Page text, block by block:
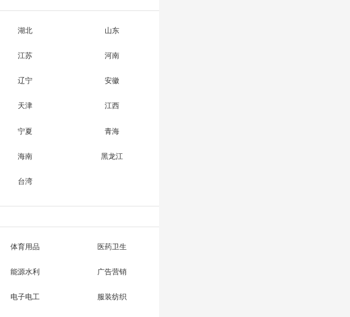
湖北 山东
江苏 河南
辽宁 安徽
天津 江西
宁夏 青海
海南 黑龙江
台湾
体育用品 医药卫生
能源水利 广告营销
电子电工 服装纺织